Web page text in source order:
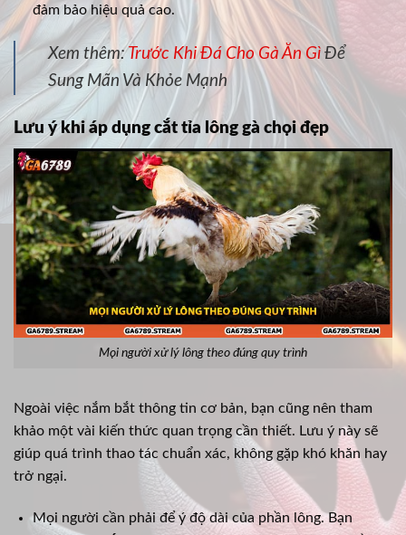
đảm bảo hiệu quả cao.
Xem thêm:Trước Khi Đá Cho Gà Ăn Gì Để
Sung Mãn Và Khỏe Mạnh
Lưu ý khi áp dụng cắt tỉa lông gà chọi đẹp
Mọi người xử lý lông theo đúng quy trình
Ngoài việc nắm bắt thông tin cơ bản, bạn cũng nên tham
khảo một vài kiến thức quan trọng cần thiết. Lưu ý này sẽ
giúp quá trình thao tác chuẩn xác, không gặp khó khăn hay
trở ngại.
Mọi người cần phải để ý độ dài của phần lông. Bạn